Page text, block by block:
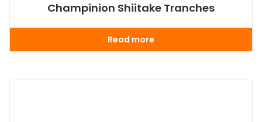
Champinion Shiitake Tranches
Read more